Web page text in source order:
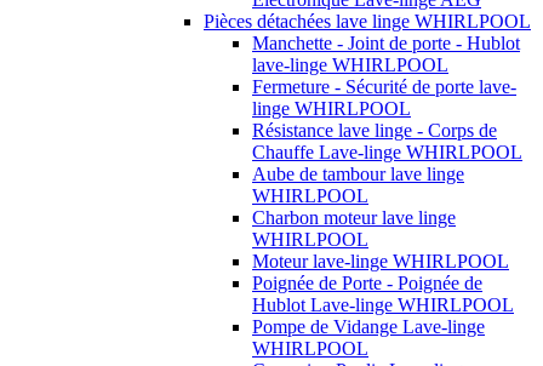
Pièces détachées lave linge WHIRLPOOL
Manchette - Joint de porte - Hublot
lave-linge WHIRLPOOL
Fermeture - Sécurité de porte lave-
linge WHIRLPOOL
Résistance lave linge - Corps de
Chauffe Lave-linge WHIRLPOOL
Aube de tambour lave linge
WHIRLPOOL
Charbon moteur lave linge
WHIRLPOOL
Moteur lave-linge WHIRLPOOL
Poignée de Porte - Poignée de
Hublot Lave-linge WHIRLPOOL
Pompe de Vidange Lave-linge
WHIRLPOOL